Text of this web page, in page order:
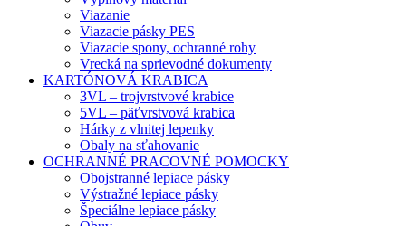
Viazanie
Viazacie pásky PES
Viazacie spony, ochranné rohy
Vrecká na sprievodné dokumenty
KARTÓNOVÁ KRABICA
3VL – trojvrstvové krabice
5VL – päťvrstvová krabica
Hárky z vlnitej lepenky
Obaly na sťahovanie
OCHRANNÉ PRACOVNÉ POMOCKY
Obojstranné lepiace pásky
Výstražné lepiace pásky
Špeciálne lepiace pásky